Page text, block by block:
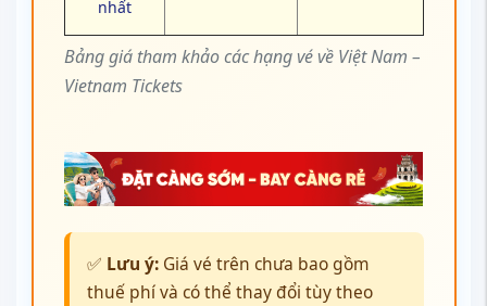
Bảng giá tham khảo các hạng vé về Việt Nam –
Vietnam Tickets
nhất
✅ Lưu ý:Giá vé trên chưa bao gồm
thuế phí và có thể thay đổi tùy theo